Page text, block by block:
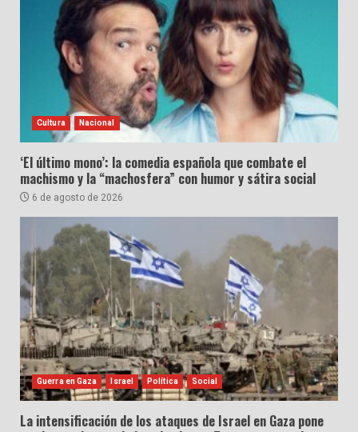
Cultura Nacional
‘El último mono’: la comedia española que combate el
machismo y la “machosfera” con humor y sátira social
6 de agosto de 2026
Guerra en Gaza Israel Política Social
La intensificación de los ataques de Israel en Gaza pone